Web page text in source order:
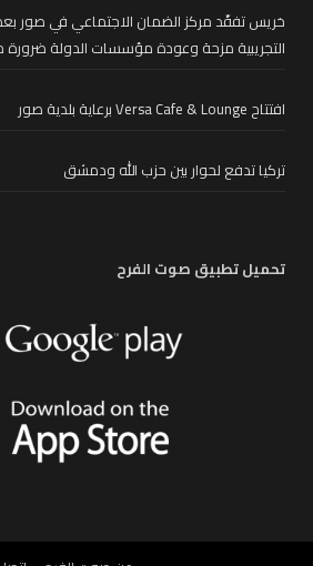
خريس تفقّد مركز الضمان الاجتماعي في صور
التجريبية مزحة وعودة مؤسسات الدولة ضرورة
افتتاح Versa Cafe & Lounge برعاية بلدية صور
تركيا تدفع لحوار بين حزب الله ودمشق
تحميل تطبيق صوت الفرح